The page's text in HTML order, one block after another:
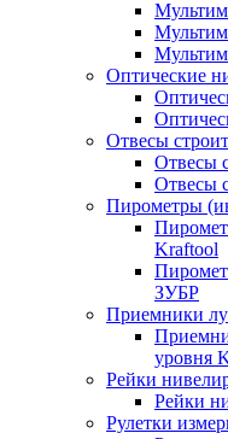
Оптические
Отвесы
Отвесы
Отвесы
Пирометры
Kraftool
ЗУБР
Приемники
уровня
Рейки
Рейки
Рулетки